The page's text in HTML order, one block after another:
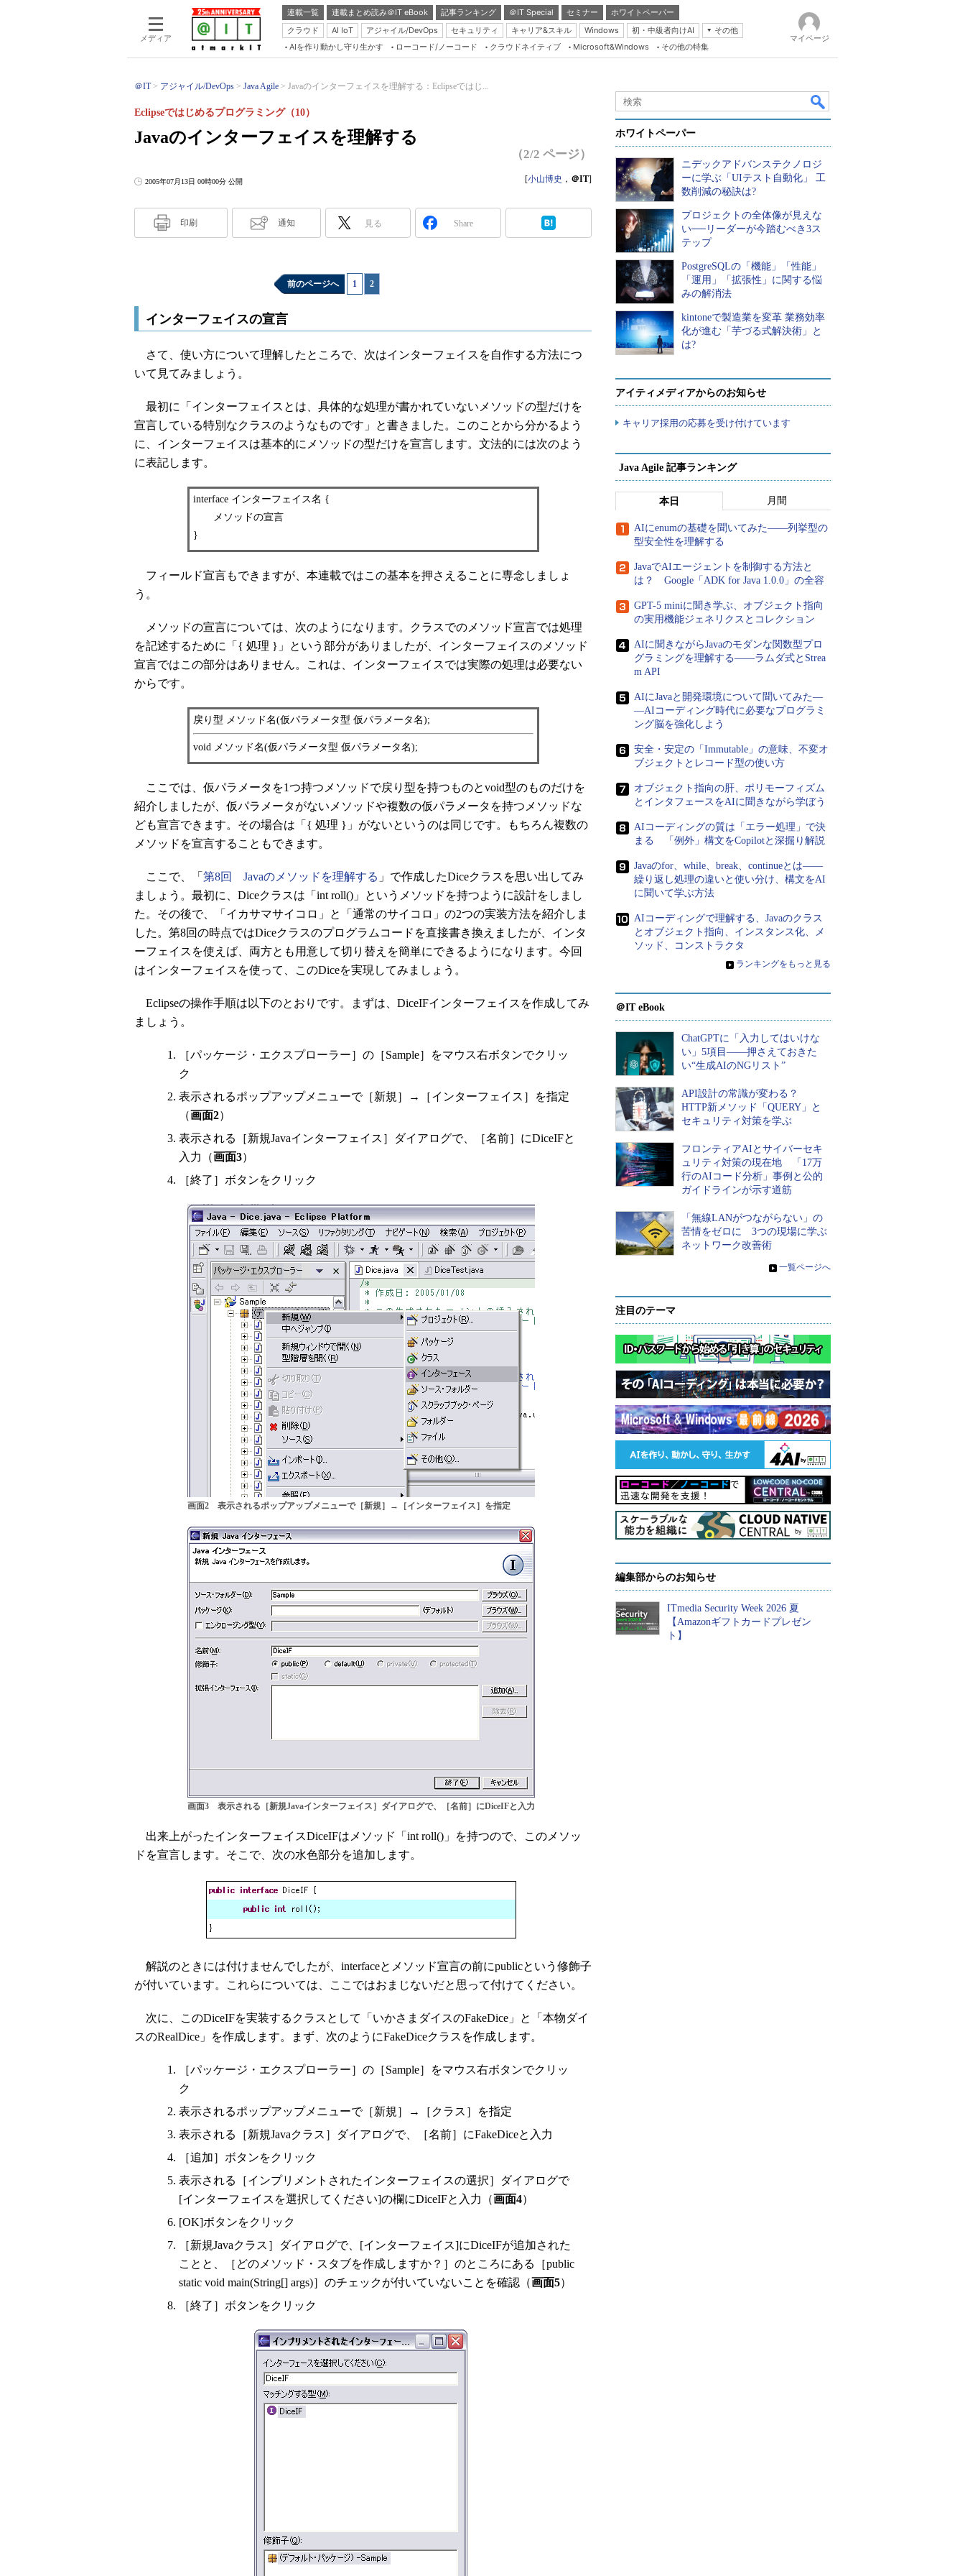
メディア
連載一覧 連載まとめ読み＠IT eBook 記事ランキング ＠IT Special セミナー
ホワイトペーパー
クラウド
AI IoT アジャイル/DevOps セキュリティ キャリア&スキル Windows 初・中級者向けAI
その他
Server & Storage
Database Expert
Master of IP Network
Security & Trust
AIを作り動かし守り生かす ローコード/ノーコード クラウドネイティブ Microsoft&Windows その他の特集
マイページ
＠IT アジャイル/DevOps Java Agile Javaのインターフェイスを理解する：Eclipseではじ...
Javaのインターフェイスを理解する
Eclipseではじめるプログラミング（10）
（2/2 ページ）
2005年07月13日 00時00分 公開 [小山博史 ， ＠IT]
印刷 通知 見る Share
前のページへ 1 2
インターフェイスの宣言
さて、使い方について理解したところで、次はインターフェイスを自作する方法につ
いて見てみましょう。
最初に「インターフェイスとは、具体的な処理が書かれていないメソッドの型だけを
宣言している特別なクラスのようなものです」と書きました。このことから分かるよう
に、インターフェイスは基本的にメソッドの型だけを宣言します。文法的には次のよう
に表記します。
interface インターフェイス名 {
メソッドの宣言
}
フィールド宣言もできますが、本連載ではこの基本を押さえることに専念しましょ
う。
メソッドの宣言については、次のようになります。クラスでのメソッド宣言では処理
を記述するために「{ 処理 }」という部分がありましたが、インターフェイスのメソッド
宣言ではこの部分はありません。これは、インターフェイスでは実際の処理は必要ない
からです。
戻り型 メソッド名(仮パラメータ型 仮パラメータ名);
void メソッド名(仮パラメータ型 仮パラメータ名);
ここでは、仮パラメータを1つ持つメソッドで戻り型を持つものとvoid型のものだけを
紹介しましたが、仮パラメータがないメソッドや複数の仮パラメータを持つメソッドな
ども宣言できます。その場合は「{ 処理 }」がないというのは同じです。もちろん複数の
メソッドを宣言することもできます。
ここで、「 第8回 Javaのメソッドを理解する 」で作成したDiceクラスを思い出してみ
ましょう。最初に、Diceクラスは「int roll()」というメソッドを持つように設計をしまし
た。その後で、「イカサマサイコロ」と「通常のサイコロ」の2つの実装方法を紹介しま
した。第8回の時点ではDiceクラスのプログラムコードを直接書き換えましたが、インタ
ーフェイスを使えば、両方とも用意して切り替えを簡単にできるようになります。今回
はインターフェイスを使って、このDiceを実現してみましょう。
Eclipseの操作手順は以下のとおりです。まずは、DiceIFインターフェイスを作成してみ
ましょう。
［パッケージ・エクスプローラー］の［Sample］をマウス右ボタンでクリッ
ク
表示されるポップアップメニューで［新規］→［インターフェイス］を指定
（画面2）
表示される［新規Javaインターフェイス］ダイアログで、［名前］にDiceIFと
入力（画面3）
［終了］ボタンをクリック
画面2 表示されるポップアップメニューで［新規］→［インターフェイス］を指定
画面3 表示される［新規Javaインターフェイス］ダイアログで、［名前］にDiceIFと入力
出来上がったインターフェイスDiceIFはメソッド「int roll()」を持つので、このメソッ
ドを宣言します。そこで、次の水色部分を追加します。
解説のときには付けませんでしたが、interfaceとメソッド宣言の前にpublicという修飾子
が付いています。これらについては、ここではおまじないだと思って付けてください。
次に、このDiceIFを実装するクラスとして「いかさまダイスのFakeDice」と「本物ダイ
スのRealDice」を作成します。まず、次のようにFakeDiceクラスを作成します。
［パッケージ・エクスプローラー］の［Sample］をマウス右ボタンでクリッ
ク
表示されるポップアップメニューで［新規］→［クラス］を指定
表示される［新規Javaクラス］ダイアログで、［名前］にFakeDiceと入力
［追加］ボタンをクリック
表示される［インプリメントされたインターフェイスの選択］ダイアログで
[インターフェイスを選択してください]の欄にDiceIFと入力（画面4）
[OK]ボタンをクリック
［新規Javaクラス］ダイアログで、[インターフェイス]にDiceIFが追加された
ことと、［どのメソッド・スタブを作成しますか？］のところにある［public
static void main(String[] args)］のチェックが付いていないことを確認（画面5）
［終了］ボタンをクリック
ホワイトペーパー
ニデックアドバンステクノロジ
ーに学ぶ「UIテスト自動化」 工
数削減の秘訣は?
プロジェクトの全体像が見えな
い──リーダーが今踏むべき3ス
テップ
PostgreSQLの「機能」「性能」
「運用」「拡張性」に関する悩
みの解消法
kintoneで製造業を変革 業務効率
化が進む「芋づる式解決術」と
は?
アイティメディアからのお知らせ
キャリア採用の応募を受け付けています
Java Agile 記事ランキング
本日 月間
AIにenumの基礎を聞いてみた――列挙型の
型安全性を理解する
JavaでAIエージェントを制御する方法と
は？ Google「ADK for Java 1.0.0」の全容
GPT-5 miniに聞き学ぶ、オブジェクト指向
の実用機能ジェネリクスとコレクション
AIに聞きながらJavaのモダンな関数型プロ
グラミングを理解する――ラムダ式とStrea
m API
AIにJavaと開発環境について聞いてみた―
―AIコーディング時代に必要なプログラミ
ング脳を強化しよう
安全・安定の「Immutable」の意味、不変オ
ブジェクトとレコード型の使い方
オブジェクト指向の肝、ポリモーフィズム
とインタフェースをAIに聞きながら学ぼう
AIコーディングの質は「エラー処理」で決
まる 「例外」構文をCopilotと深掘り解説
Javaのfor、while、break、continueとは――
繰り返し処理の違いと使い分け、構文をAI
に聞いて学ぶ方法
AIコーディングで理解する、Javaのクラス
とオブジェクト指向、インスタンス化、メ
ソッド、コンストラクタ
» ランキングをもっと見る
＠IT eBook
ChatGPTに「入力してはいけな
い」5項目――押さえておきた
い“生成AIのNGリスト”
API設計の常識が変わる？
HTTP新メソッド「QUERY」と
セキュリティ対策を学ぶ
フロンティアAIとサイバーセキ
ュリティ対策の現在地 「17万
行のAIコード分析」事例と公的
ガイドラインが示す道筋
「無線LANがつながらない」の
苦情をゼロに 3つの現場に学ぶ
ネットワーク改善術
» 一覧ページへ
注目のテーマ
編集部からのお知らせ
ITmedia Security Week 2026 夏
【Amazonギフトカードプレゼン
ト】